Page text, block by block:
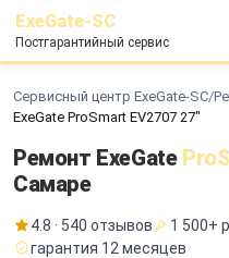
ExeGate-SC
Постгарантийный сервис
Сервисный центр ExeGate-SC/
ExeGate ProSmart EV2707 27"
Ремонт ExeGate
Самаре
4.8 · 540 отзывов
1 500+
гарантия 12 месяцев